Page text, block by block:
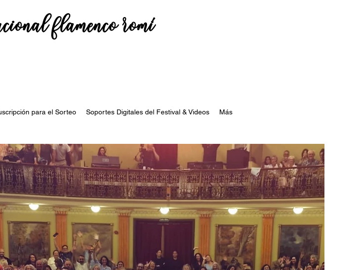
flamenco romí
para el Sorteo Soportes Digitales del Festival & Videos Más